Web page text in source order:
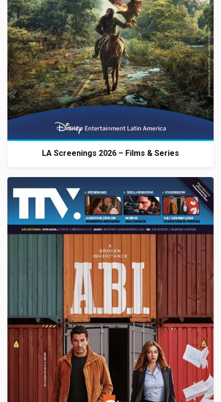
LA Screenings 2026 – Films & Series